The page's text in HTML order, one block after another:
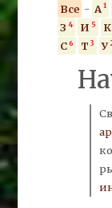
Все - A 1
З 4 И 5 К
С 6 Т 3 У